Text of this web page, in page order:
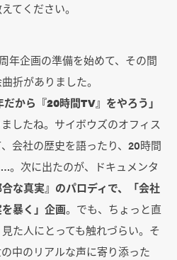
てください。
年企画の準備を始めて、その間
折がありました。
だから『20時間TV』をやろう」
したね。サイボウズのオフィス
会社の歴史を語ったり、20時間
。次に出たのが、ドキュメンタ
合な真実』のパロディで、「会社
暴く」企画。でも、ちょっと直
た人にとっても触れづらい。そ
中のリアルな声に寄り添った